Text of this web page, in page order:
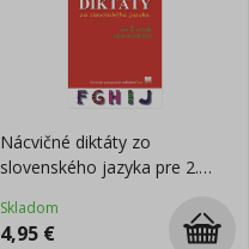
Nácvičné diktáty zo
slovenského jazyka pre 2.
Skladom
4,95 €